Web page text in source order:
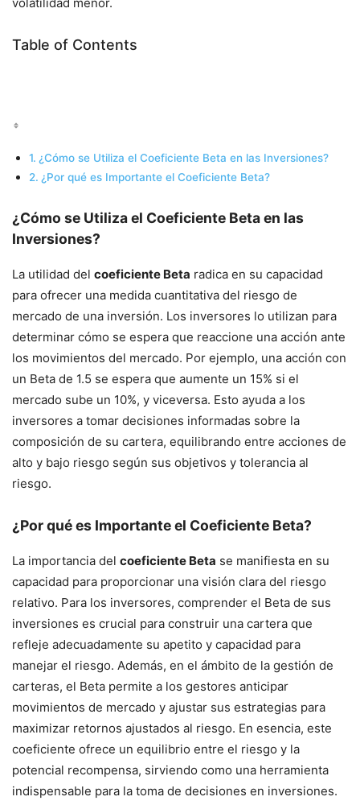
volatilidad menor.
Table of Contents
¿Cómo se Utiliza el Coeficiente Beta en las Inversiones?
¿Por qué es Importante el Coeficiente Beta?
¿Cómo se Utiliza el Coeficiente Beta en las
Inversiones?
La utilidad del coeficiente Beta radica en su capacidad
para ofrecer una medida cuantitativa del riesgo de
mercado de una inversión. Los inversores lo utilizan para
determinar cómo se espera que reaccione una acción ante
los movimientos del mercado. Por ejemplo, una acción con
un Beta de 1.5 se espera que aumente un 15% si el
mercado sube un 10%, y viceversa. Esto ayuda a los
inversores a tomar decisiones informadas sobre la
composición de su cartera, equilibrando entre acciones de
alto y bajo riesgo según sus objetivos y tolerancia al
riesgo.
¿Por qué es Importante el Coeficiente Beta?
La importancia del coeficiente Beta se manifiesta en su
capacidad para proporcionar una visión clara del riesgo
relativo. Para los inversores, comprender el Beta de sus
inversiones es crucial para construir una cartera que
refleje adecuadamente su apetito y capacidad para
manejar el riesgo. Además, en el ámbito de la gestión de
carteras, el Beta permite a los gestores anticipar
movimientos de mercado y ajustar sus estrategias para
maximizar retornos ajustados al riesgo. En esencia, este
coeficiente ofrece un equilibrio entre el riesgo y la
potencial recompensa, sirviendo como una herramienta
indispensable para la toma de decisiones en inversiones.